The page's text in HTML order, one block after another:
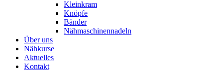
Kleinkram
Knöpfe
Bänder
Nähmaschinennadeln
Über uns
Nähkurse
Aktuelles
Kontakt